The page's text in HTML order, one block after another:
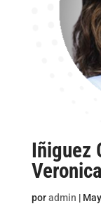
Iñiguez
Veronica
poradmin |